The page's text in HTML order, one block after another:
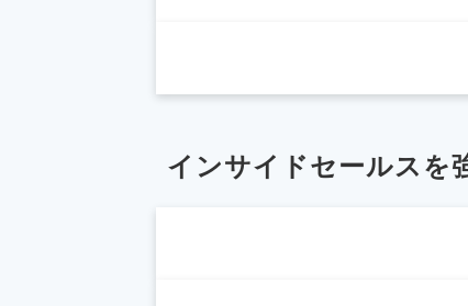
インサイドセールスを